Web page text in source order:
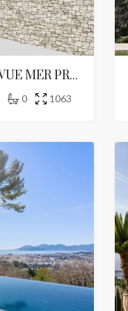
SUPERBE TERRAIN A BATIR VUE MER PROCHE MONACO
0 1063